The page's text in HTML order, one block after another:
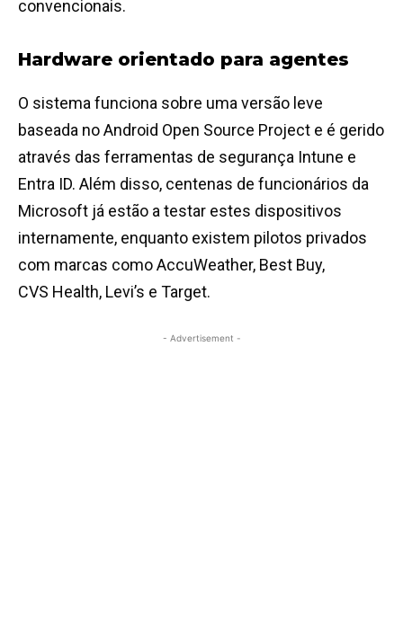
convencionais.
Hardware orientado para agentes
O sistema funciona sobre uma versão leve
baseada no Android Open Source Project e é gerido
através das ferramentas de segurança Intune e
Entra ID. Além disso, centenas de funcionários da
Microsoft já estão a testar estes dispositivos
internamente, enquanto existem pilotos privados
com marcas como AccuWeather, Best Buy,
CVS Health, Levi’s e Target.
- Advertisement -